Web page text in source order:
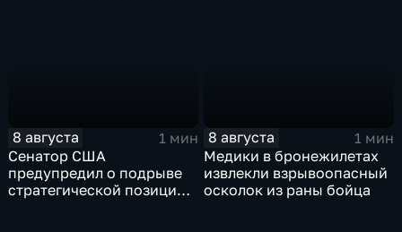
8 августа
1 мин
Сенатор США
предупредил о подрыве
стратегической позиции
8 августа
1 мин
Медики в бронежилетах
извлекли взрывоопасный
осколок из раны бойца